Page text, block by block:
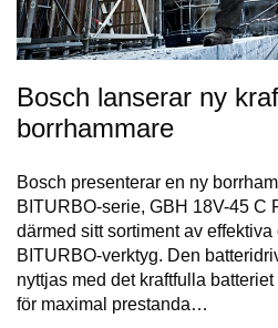
Bosch lanserar ny
borrhammare
Bosch presenterar en ny
BITURBO-serie, GBH 18V-45 C
därmed sitt sortiment av
BITURBO-verktyg. Den
nyttjas med det kraftfulla
för maximal prestanda…